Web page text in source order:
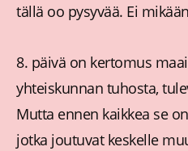
tällä oo pysyvää. Ei
8. päivä on kertomus
yhteiskunnan tuhosta,
Mutta ennen kaikkea se
jotka joutuvat keskelle